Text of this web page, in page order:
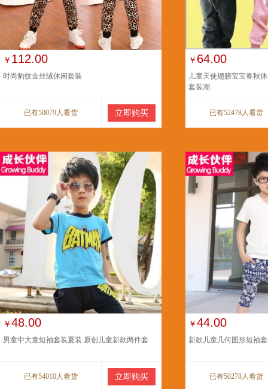
￥ 112.00
时尚豹纹金丝绒休闲套装
已有50079人看货 立即购买
￥ 64.00
儿童天使翅膀宝宝春秋
套装潮
已有52478人看货
￥48.00
男童中大童短袖套装夏装 原创儿童新款两件套
已有54010人看货 立即购买
￥44.00
新款儿童几何图形短袖
已有50278人看货